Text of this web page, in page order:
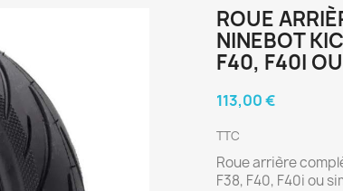
ROUE
NINEBOT
F40, F40I
113,00 €
TTC
Roue arrière
F38, F40, F40i ou